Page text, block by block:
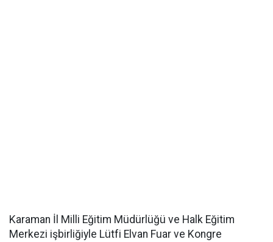
Karaman İl Milli Eğitim Müdürlüğü ve Halk Eğitim
Merkezi işbirliğiyle Lütfi Elvan Fuar ve Kongre